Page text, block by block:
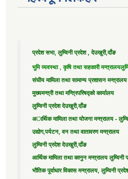
प्रदेश सभा, लुम्विनी प्रदेश , देउखुरी,दाँङ
भुमि व्यवस्था , कृषि तथा सहकारी मन्त्रालय
संघीय मामिला तथा सामान्य प्रशासन मन्त्रालय
मुख्यमन्त्री तथा मन्त्रिपरिषद्को कार्यालय
लुम्विनी प्रदेश देउखुरी,दाँङ
अार्थिक मामिला तथा योजना मन्त्रालय -
उद्याेग,पर्यटन, वन तथा वातावरण मन्त्रालय
लुम्विनी प्रदेश देउखुरी,दाँङ
आर्थिक मामिला तथा कानुन मन्त्रालय
भौतिक पूर्वाधार विकास मन्त्रालय, लुम्विनी